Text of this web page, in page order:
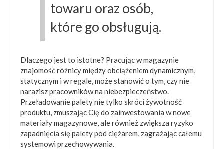
towaru oraz osób,
które go obsługują.
Dlaczego jest to istotne? Pracując w magazynie
znajomość różnicy między obciążeniem dynamicznym,
statycznym i w regale, może stanowić o tym, czy nie
narazisz pracowników na niebezpieczeństwo.
Przeładowanie palety nie tylko skróci żywotność
produktu, zmuszając Cię do zainwestowania w nowe
materiały magazynowe, ale również zwiększa ryzyko
zapadnięcia się palety pod ciężarem, zagrażając całemu
systemowi przechowywania.